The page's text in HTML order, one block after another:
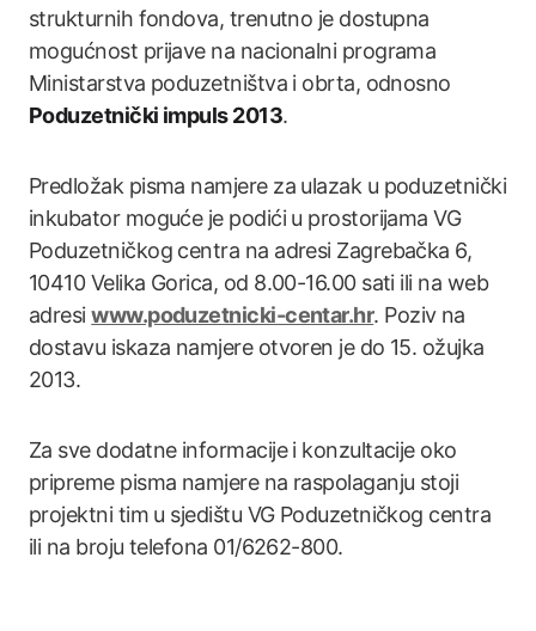
strukturnih fondova, trenutno je dostupna
mogućnost prijave na nacionalni programa
Ministarstva poduzetništva i obrta, odnosno
Poduzetnički impuls 2013.
Predložak pisma namjere za ulazak u poduzetnički
inkubator moguće je podići u prostorijama VG
Poduzetničkog centra na adresi Zagrebačka 6,
10410 Velika Gorica, od 8.00-16.00 sati ili na web
adresiwww.poduzetnicki-centar.hr. Poziv na
dostavu iskaza namjere otvoren je do 15. ožujka
2013.
Za sve dodatne informacije i konzultacije oko
pripreme pisma namjere na raspolaganju stoji
projektni tim u sjedištu VG Poduzetničkog centra
ili na broju telefona 01/6262-800.